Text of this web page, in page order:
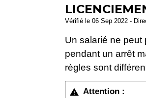
Vérifié le 06 Sep 2022 -
Un salarié ne peut
pendant un arrêt
règles sont
warning Attention :